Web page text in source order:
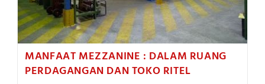
MANFAAT MEZZANINE : DALAM RUANG
PERDAGANGAN DAN TOKO RITEL